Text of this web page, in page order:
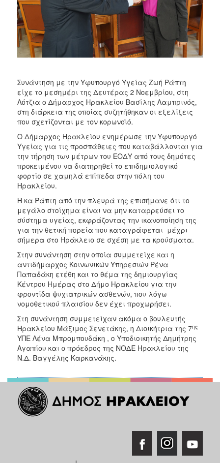
2006
ΠΟΛΙΤΙΣΜΟΣ
ΑΝΘΕΚΤΙΚΗ
ΠΟΛΗ
Συνάντηση με την Υφυπουργό Υγείας Ζωή Ράπτη
είχε το μεσημέρι της Δευτέρας 2 Νοεμβρίου, στη
Λότζια ο Δήμαρχος Ηρακλείου Βασίλης Λαμπρινός,
στη διάρκεια της οποίας συζητήθηκαν οι εξελίξεις
που σχετίζονται με τον κορωνοϊό.
Ο Δήμαρχος Ηρακλείου ενημέρωσε την Υφυπουργό
Υγείας για τις προσπάθειες που καταβάλλονται για
την τήρηση των μέτρων του ΕΟΔΥ από τους δημότες
προκειμένου να διατηρηθεί το επιδημιολογικό
φορτίο σε χαμηλά επίπεδα στην πόλη του
Ηρακλείου.
Η κα Ράπτη από την πλευρά της επισήμανε ότι το
μεγάλο στοίχημα είναι να μην καταρρεύσει το
σύστημα υγείας, εκφράζοντας την ικανοποίηση της
για την θετική πορεία που καταγράφεται μέχρι
σήμερα στο Ηράκλειο σε σχέση με τα κρούσματα.
Στην συνάντηση στην οποία συμμετείχε και η
αντιδήμαρχος Κοινωνικών Υπηρεσιών Ρένα
Παπαδάκη ετέθη και το θέμα της δημιουργίας
Κέντρου Ημέρας στο Δήμο Ηρακλείου για την
φροντίδα ψυχιατρικών ασθενών, που λόγω
νομοθετικού πλαισίου δεν έχει προχωρήσει.
Στη συνάντηση συμμετείχαν ακόμα ο βουλευτής
Ηρακλείου Μάξιμος Σενετάκης, η Διοικήτρια της 7ης
ΥΠΕ Λένα Μπρομπουδάκη , ο Υποδιοικητής Δημήτρης
Αγαπίου και ο πρόεδρος της ΝΟΔΕ Ηρακλείου της
Ν.Δ. Βαγγέλης Καρκανάκης.